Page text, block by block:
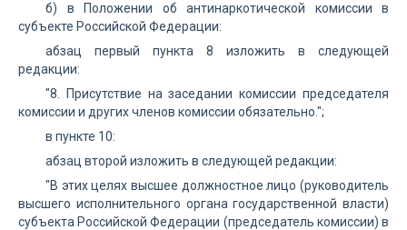
б) в Положении об антинаркотической комиссии в
субъекте Российской Федерации:
абзац первый пункта 8 изложить в следующей
редакции:
"8. Присутствие на заседании комиссии председателя
комиссии и других членов комиссии обязательно.";
в пункте 10:
абзац второй изложить в следующей редакции:
"В этих целях высшее должностное лицо (руководитель
высшего исполнительного органа государственной власти)
субъекта Российской Федерации (председатель комиссии) в